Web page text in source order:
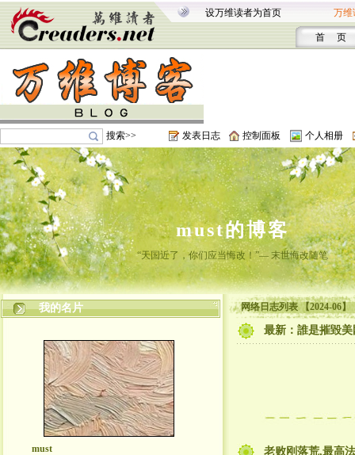
设万维读者为首页 万维
首 页
搜索>> 发表日志 控制面板 个人相册
must的博客
“天国近了，你们应当悔改！”— 末世悔改随笔
我的名片
must
网络日志列表 【2024-06】
最新：誰是摧毀
老败刚落荒,最高